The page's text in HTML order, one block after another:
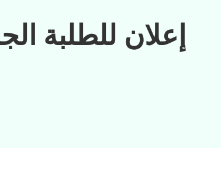
إعلان للطلبة